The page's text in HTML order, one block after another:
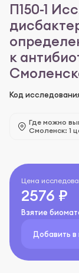
П150-1
к
Код
Где можно
Смоленск: 1
Цена
2576 ₽
Взятие
Добавить в